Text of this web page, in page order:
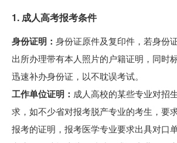
1. 成人高考报考条件
身份证明： 身份证原件及复印件，若身份
出所办理带有本人照片的户籍证明，同时
迅速补办身份证，以不耽误考试。
工作单位证明： 成人高校的某些专业对招
求，如不少省对报考脱产专业的考生，要
报考的证明，报考医学专业要求出具对口